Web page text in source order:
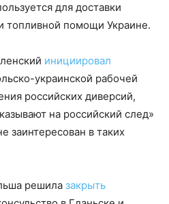
для доставки
топливной помощи Украине.
инициировал
украинской рабочей
российских диверсий,
на российский след»
заинтересован в таких
решила закрыть